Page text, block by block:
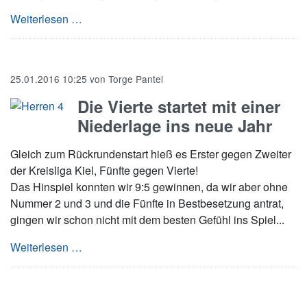
Weiterlesen …
25.01.2016 10:25 von Torge Pantel
Die Vierte startet mit einer
Niederlage ins neue Jahr
Gleich zum Rückrundenstart hieß es Erster gegen Zweiter
der Kreisliga Kiel, Fünfte gegen Vierte!
Das Hinspiel konnten wir 9:5 gewinnen, da wir aber ohne
Nummer 2 und 3 und die Fünfte in Bestbesetzung antrat,
gingen wir schon nicht mit dem besten Gefühl ins Spiel...
Weiterlesen …